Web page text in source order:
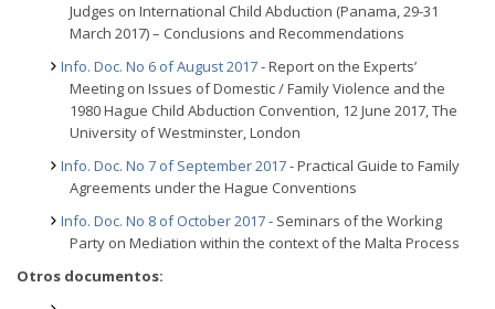
Judges on International Child Abduction (Panama, 29-31
March 2017) – Conclusions and Recommendations
Info. Doc. No 6 of August 2017- Report on the Experts’
Meeting on Issues of Domestic / Family Violence and the
1980 Hague Child Abduction Convention, 12 June 2017, The
University of Westminster, London
Info. Doc. No 7 of September 2017- Practical Guide to Family
Agreements under the Hague Conventions
Info. Doc. No 8 of October 2017- Seminars of the Working
Party on Mediation within the context of the Malta Process
Otros documentos: